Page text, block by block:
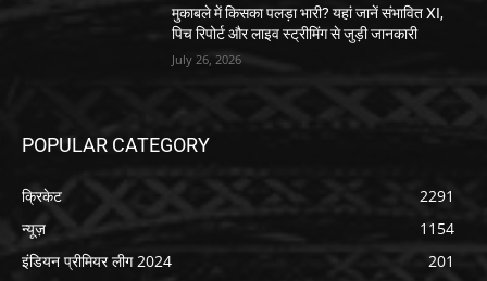
मुकाबले में किसका पलड़ा भारी? यहां जानें संभावित XI,
पिच रिपोर्ट और लाइव स्ट्रीमिंग से जुड़ी जानकारी
July 26, 2026
POPULAR CATEGORY
क्रिकेट
2291
न्यूज़
1154
इंडियन प्रीमियर लीग 2024
201